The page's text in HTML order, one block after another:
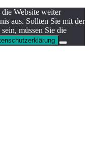
Website weiter
aus. Sollten Sie mit der
müssen Sie die